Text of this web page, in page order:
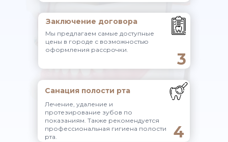
Санация полости рта
Лечение, удаление и
протезирование зубов по
показаниям. Также рекомендуется
профессиональная гигиена полости
рта.
4
Заключение договора
Мы предлагаем самые доступные
цены в городе с возможностью
оформления рассрочки.
3